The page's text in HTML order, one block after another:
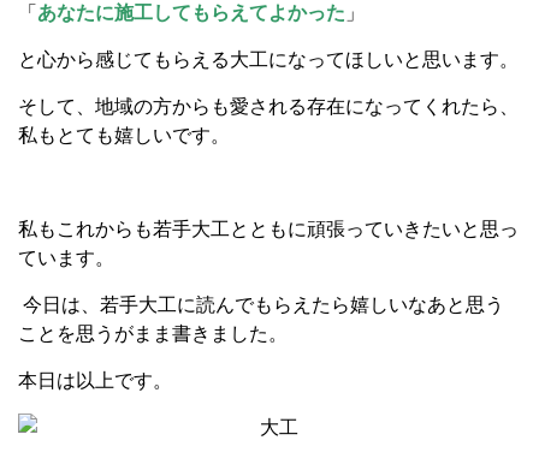
「 あなたに施工してもらえてよかった 」
と心から感じてもらえる大工になってほしいと思います。
そして、地域の方からも愛される存在になってくれたら、
私もとても嬉しいです。
私もこれからも若手大工とともに頑張っていきたいと思っ
ています。
今日は、若手大工に読んでもらえたら嬉しいなあと思う
ことを思うがまま書きました。
本日は以上です。